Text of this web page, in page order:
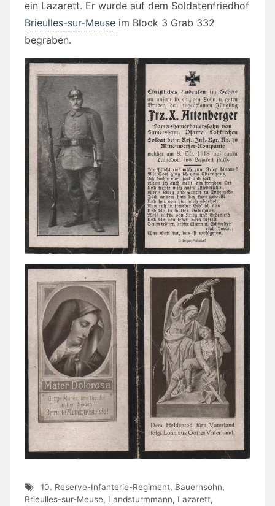
ein Lazarett. Er wurde auf dem Soldatenfriedhof
Brieulles-sur-Meuse im Block 3 Grab 332
begraben.
10. Reserve-Infanterie-Regiment, Bauernsohn,
Brieulles-sur-Meuse, Landsturmmann, Lazarett,